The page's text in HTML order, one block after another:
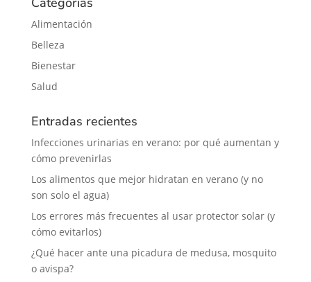
Alimentación
Belleza
Bienestar
Salud
Entradas recientes
Infecciones urinarias en verano: por qué aumentan y
cómo prevenirlas
Los alimentos que mejor hidratan en verano (y no
son solo el agua)
Los errores más frecuentes al usar protector solar (y
cómo evitarlos)
¿Qué hacer ante una picadura de medusa, mosquito
o avispa?